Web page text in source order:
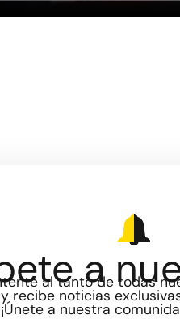
a
al tanto de todas
recibe noticias
¡Únete a nuestra